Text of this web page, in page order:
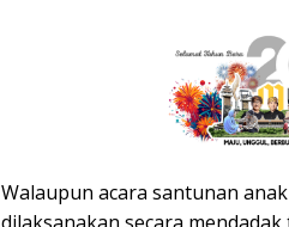
Walaupun acara santunan